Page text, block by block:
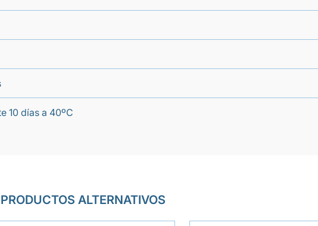
10 días a 40ºC
PRODUCTOS ALTERNATIVOS